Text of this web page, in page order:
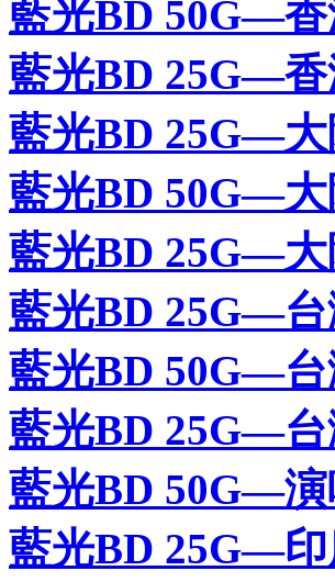
藍光BD 50G—香
藍光BD 25G—香
藍光BD 25G—大
藍光BD 50G—大
藍光BD 25G—大
藍光BD 25G—台
藍光BD 50G—台
藍光BD 25G—台
藍光BD 50G—演
藍光BD 25G—印